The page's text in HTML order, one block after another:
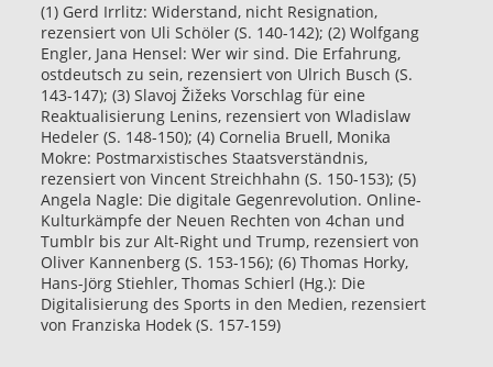
(1) Gerd Irrlitz: Widerstand, nicht Resignation,
rezensiert von Uli Schöler (S. 140-142); (2) Wolfgang
Engler, Jana Hensel: Wer wir sind. Die Erfahrung,
ostdeutsch zu sein, rezensiert von Ulrich Busch (S.
143-147); (3) Slavoj Žižeks Vorschlag für eine
Reaktualisierung Lenins, rezensiert von Wladislaw
Hedeler (S. 148-150); (4) Cornelia Bruell, Monika
Mokre: Postmarxistisches Staatsverständnis,
rezensiert von Vincent Streichhahn (S. 150-153); (5)
Angela Nagle: Die digitale Gegenrevolution. Online-
Kulturkämpfe der Neuen Rechten von 4chan und
Tumblr bis zur Alt-Right und Trump, rezensiert von
Oliver Kannenberg (S. 153-156); (6) Thomas Horky,
Hans-Jörg Stiehler, Thomas Schierl (Hg.): Die
Digitalisierung des Sports in den Medien, rezensiert
von Franziska Hodek (S. 157-159)